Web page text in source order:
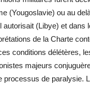
(Yougoslavie) ou au
autorisait (Libye) et dans
de la Charte
conditions délétères,
majeurs
processus de paralysie.